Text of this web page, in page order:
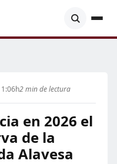
2 min de lectura
en 2026 el
de la
Alavesa